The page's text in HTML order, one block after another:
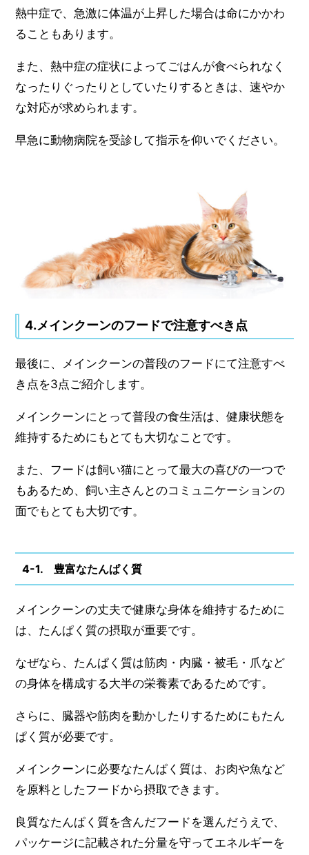
熱中症で、急激に体温が上昇した場合は命にかかわ
ることもあります。
また、熱中症の症状によってごはんが食べられなく
なったりぐったりとしていたりするときは、速やか
な対応が求められます。
早急に動物病院を受診して指示を仰いでください。
4.メインクーンのフードで注意すべき点
最後に、メインクーンの普段のフードにて注意すべ
き点を3点ご紹介します。
メインクーンにとって普段の食生活は、健康状態を
維持するためにもとても大切なことです。
また、フードは飼い猫にとって最大の喜びの一つで
もあるため、飼い主さんとのコミュニケーションの
面でもとても大切です。
4-1. 豊富なたんぱく質
メインクーンの丈夫で健康な身体を維持するために
は、たんぱく質の摂取が重要です。
なぜなら、たんぱく質は筋肉・内臓・被毛・爪など
の身体を構成する大半の栄養素であるためです。
さらに、臓器や筋肉を動かしたりするためにもたん
ぱく質が必要です。
メインクーンに必要なたんぱく質は、お肉や魚など
を原料としたフードから摂取できます。
良質なたんぱく質を含んだフードを選んだうえで、
パッケージに記載された分量を守ってエネルギーを